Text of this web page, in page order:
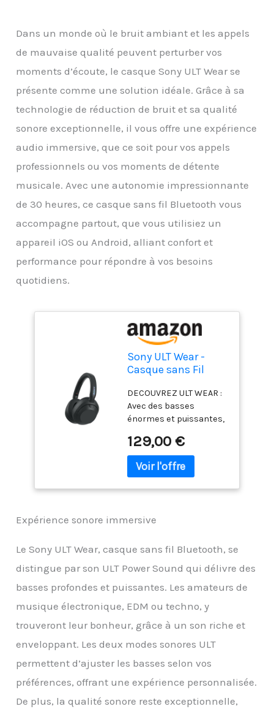
Dans un monde où le bruit ambiant et les appels
de mauvaise qualité peuvent perturber vos
moments d’écoute, le casque Sony ULT Wear se
présente comme une solution idéale. Grâce à sa
technologie de réduction de bruit et sa qualité
sonore exceptionnelle, il vous offre une expérience
audio immersive, que ce soit pour vos appels
professionnels ou vos moments de détente
musicale. Avec une autonomie impressionnante
de 30 heures, ce casque sans fil Bluetooth vous
accompagne partout, que vous utilisiez un
appareil iOS ou Android, alliant confort et
performance pour répondre à vos besoins
quotidiens.
Sony ULT Wear -
Casque sans Fil
Power Sound,
Basses Profondes,
réduction de Bruit,
qualité d'appel
Claire, jusqu'à 30
Heures d'autonomie
de la Batterie, iOS et
Android - Noir
DECOUVREZ ULT WEAR :
Avec des basses
énormes et puissantes,
supérieur et une
réduction de bruit
impressionnante,
CONÇU POUR LA
transducteurs de 40
WEAR offre des basses
puissantes et des
piloté par le même
processeur que le
1000XM5. APPUYEZ SUR
LE BOUTON, RESSENTEZ
LES BASSES : Libérez les
deux modes sonores
uniques d’ULT WEAR en
129,00 €
Expérience sonore immersive
Le Sony ULT Wear, casque sans fil Bluetooth, se
distingue par son ULT Power Sound qui délivre des
basses profondes et puissantes. Les amateurs de
musique électronique, EDM ou techno, y
trouveront leur bonheur, grâce à un son riche et
enveloppant. Les deux modes sonores ULT
permettent d’ajuster les basses selon vos
préférences, offrant une expérience personnalisée.
De plus, la qualité sonore reste exceptionnelle,